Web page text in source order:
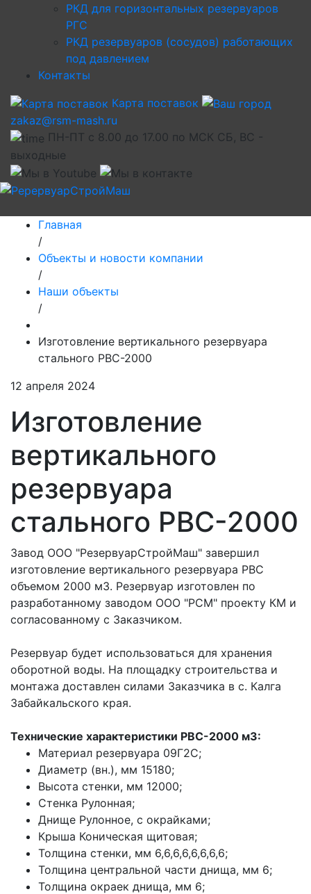
РКД для горизонтальных резервуаров
РГС
РКД резервуаров (сосудов) работающих
под давлением
Контакты
Карта поставок
zakaz@rsm-mash.ru
ПН-ПТ с 8.00 до 17.00 по МСК СБ, ВС -
выходные
Главная
/
Объекты и новости компании
/
Наши объекты
/
Изготовление вертикального резервуара
стального РВС-2000
12 апреля 2024
Изготовление
вертикального
резервуара
стального РВС-2000
Завод ООО "РезервуарСтройМаш" завершил
изготовление вертикального резервуара РВС
объемом 2000 м3. Резервуар изготовлен по
разработанному заводом ООО "РСМ" проекту КМ и
согласованному с Заказчиком.
Резервуар будет использоваться для хранения
оборотной воды. На площадку строительства и
монтажа доставлен силами Заказчика в с. Калга
Забайкальского края.
Технические характеристики РВС-2000 м3:
Материал резервуара 09Г2С;
Диаметр (вн.), мм 15180;
Высота стенки, мм 12000;
Стенка Рулонная;
Днище Рулонное, с окрайками;
Крыша Коническая щитовая;
Толщина стенки, мм 6,6,6,6,6,6,6,6;
Толщина центральной части днища, мм 6;
Толщина окраек днища, мм 6;